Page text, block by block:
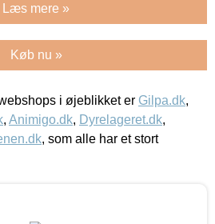
Læs mere »
Køb nu »
i øjeblikket er Gilpa.dk,
, Animigo.dk, Dyrelageret.dk,
, som alle har et stort